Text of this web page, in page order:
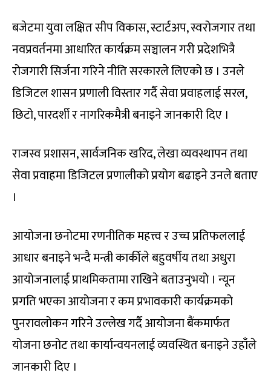
बजेटमा युवा लक्षित सीप विकास, स्टार्टअप, स्वरोजगार तथा
नवप्रवर्तनमा आधारित कार्यक्रम सञ्चालन गरी प्रदेशभित्रै
रोजगारी सिर्जना गरिने नीति सरकारले लिएको छ । उनले
डिजिटल शासन प्रणाली विस्तार गर्दै सेवा प्रवाहलाई सरल,
छिटो, पारदर्शी र नागरिकमैत्री बनाइने जानकारी दिए ।
राजस्व प्रशासन, सार्वजनिक खरिद, लेखा व्यवस्थापन तथा
सेवा प्रवाहमा डिजिटल प्रणालीको प्रयोग बढाइने उनले बताए
।
आयोजना छनोटमा रणनीतिक महत्त्व र उच्च प्रतिफललाई
आधार बनाइने भन्दै मन्त्री कार्कीले बहुवर्षीय तथा अधुरा
आयोजनालाई प्राथमिकतामा राखिने बताउनुभयो । न्यून
प्रगति भएका आयोजना र कम प्रभावकारी कार्यक्रमको
पुनरावलोकन गरिने उल्लेख गर्दै आयोजना बैंकमार्फत
योजना छनोट तथा कार्यान्वयनलाई व्यवस्थित बनाइने उहाँले
जानकारी दिए ।